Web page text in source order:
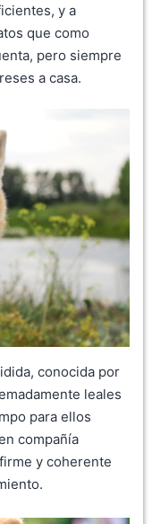
y a
que como
pero siempre
a casa.
conocida por
leales
para ellos
compañía
y coherente